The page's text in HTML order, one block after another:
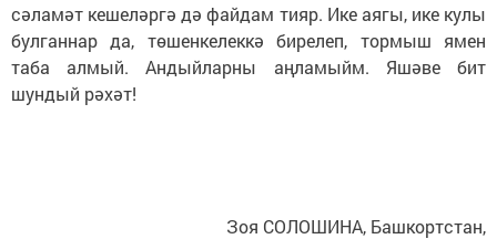
сәламәт кешеләргә дә файдам тияр. Ике аягы, ике кулы
булганнар да, төшенкелеккә бирелеп, тормыш ямен
таба алмый. Андыйларны аңламыйм. Яшәве бит
шундый рәхәт!
Зоя СОЛОШИНА, Башкортстан,